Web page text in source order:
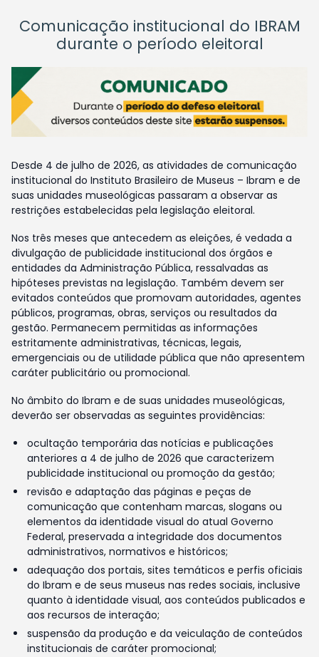
Comunicação institucional do IBRAM
durante o período eleitoral
Desde 4 de julho de 2026, as atividades de comunicação
institucional do Instituto Brasileiro de Museus – Ibram e de
suas unidades museológicas passaram a observar as
restrições estabelecidas pela legislação eleitoral.
Nos três meses que antecedem as eleições, é vedada a
divulgação de publicidade institucional dos órgãos e
entidades da Administração Pública, ressalvadas as
hipóteses previstas na legislação. Também devem ser
evitados conteúdos que promovam autoridades, agentes
públicos, programas, obras, serviços ou resultados da
gestão. Permanecem permitidas as informações
estritamente administrativas, técnicas, legais,
emergenciais ou de utilidade pública que não apresentem
caráter publicitário ou promocional.
No âmbito do Ibram e de suas unidades museológicas,
deverão ser observadas as seguintes providências:
ocultação temporária das notícias e publicações
anteriores a 4 de julho de 2026 que caracterizem
publicidade institucional ou promoção da gestão;
revisão e adaptação das páginas e peças de
comunicação que contenham marcas, slogans ou
elementos da identidade visual do atual Governo
Federal, preservada a integridade dos documentos
administrativos, normativos e históricos;
adequação dos portais, sites temáticos e perfis oficiais
do Ibram e de seus museus nas redes sociais, inclusive
quanto à identidade visual, aos conteúdos publicados e
aos recursos de interação;
suspensão da produção e da veiculação de conteúdos
institucionais de caráter promocional;